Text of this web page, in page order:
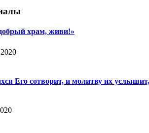
храм, живи!»
Его сотворит, и молитву их